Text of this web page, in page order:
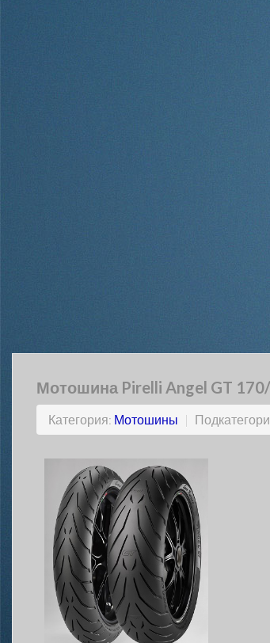
Мотошина Pirelli Angel GT
Категория: Мотошины |